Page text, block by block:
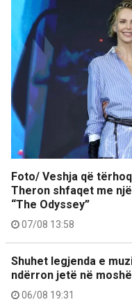
Foto/ Veshja që
Theron shfaqet me
“The Odyssey”
07/08 13:58
Shuhet legjenda e
ndërron jetë në
06/08 19:31